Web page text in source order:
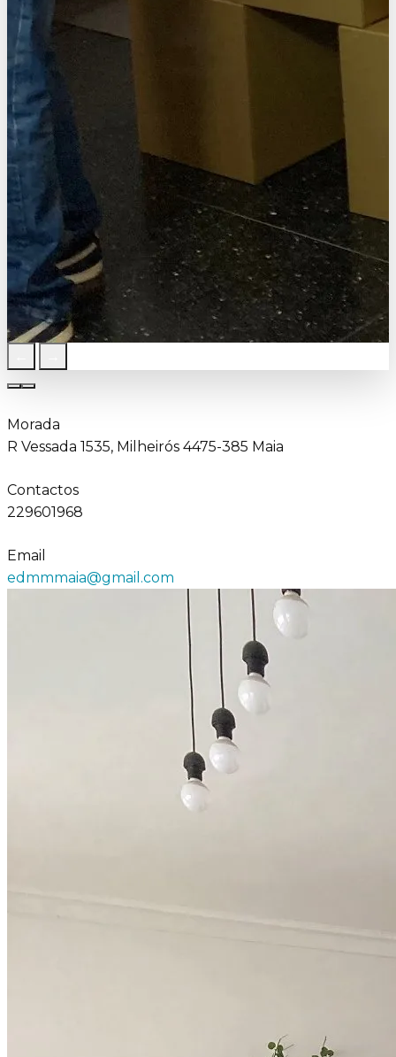
Morada
R Vessada 1535, Milheirós 4475-385 Maia
Contactos
229601968
Email
edmmmaia@gmail.com